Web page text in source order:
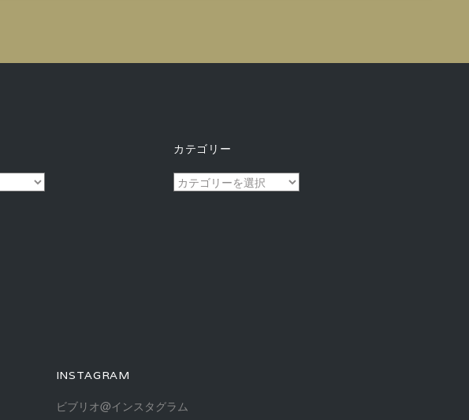
カテゴリー
カ
テ
INSTAGRAM
ビブリオ@インスタグラム